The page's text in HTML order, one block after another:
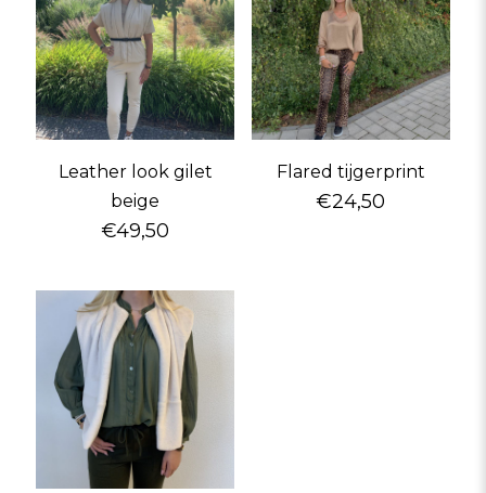
Leather look gilet
beige
€49,50
Flared tijgerprint
€24,50